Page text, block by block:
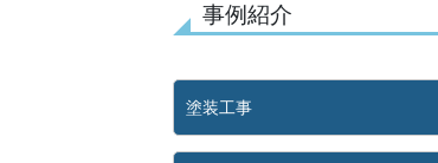
事例紹介
塗装工事